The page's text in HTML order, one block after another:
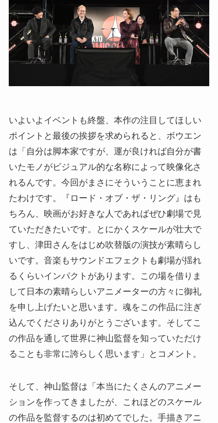
いよいよイベントも終盤、本作の注目してほしい
ポイントと最後の挨拶を求められると、ボウエン
は「自分は脚本家ですが、運が良ければ自分が書
いたモノがビジュアル的な名称によって映像化さ
れるんです。今回がまさにそういうことに恵まれ
たわけです。『ロード・オブ・ザ・リング』はも
ちろん、映画がお好きな人であればぜひ劇場で見
ていただきたいです。とにかくスケールが壮大で
すし、津田さんをはじめ吹替版の演技が素晴らし
いです。音楽もサウンドエフェクトも劇場が揺れ
るくらいインパクトがあります。この場を借りま
して日本の素晴らしいアニメーターの方々に御礼
を申し上げたいと思います。魂をこの作品に注ぎ
込んでくださりありがとうございます。そしてこ
の作品を通して世界に神山監督を知っていただけ
ることも非常に誇らしく思います」とコメント。
そして、神山監督は「本当にたくさんのアニメー
ションを作ってきましたが、これほどのスケール
の作品を監督するのは初めてでした。手描きアニ